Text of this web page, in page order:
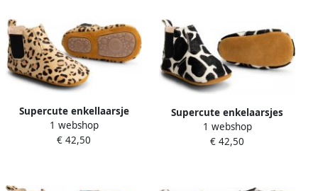
Supercute enkellaarsje
Chelsea boots dierenprint
panterprint 12 18 maanden
1 webshop
€ 42,50
Supercute enkelaarsjes
Chelsea boots dierenprint
giraffeprint 6 12 maanden
1 webshop
€ 42,50